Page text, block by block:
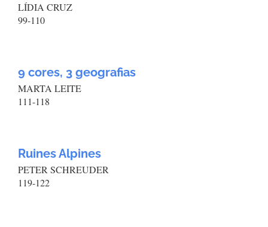
LÍDIA CRUZ
99-110
9 cores, 3 geografias
MARTA LEITE
111-118
Ruines Alpines
PETER SCHREUDER
119-122